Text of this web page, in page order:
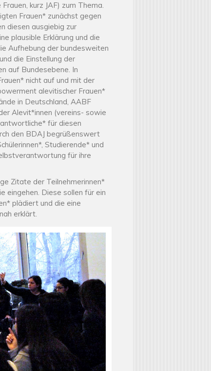
kurz JAF) zum Thema.
Frauen* zunächst gegen
diesen ausgiebig zur
plausible Erklärung und die
Aufhebung der bundesweiten
die Einstellung der
auf Bundesebene. In
nicht auf und mit der
alevitischer Frauen*
in Deutschland, AABF
Alevit*innen (vereins- sowie
für diesen
den BDAJ begrüßenswert
Studierende* und
für ihre
Zitate der Teilnehmerinnen*
eingehen. Diese sollen für ein
plädiert und die eine
erklärt.